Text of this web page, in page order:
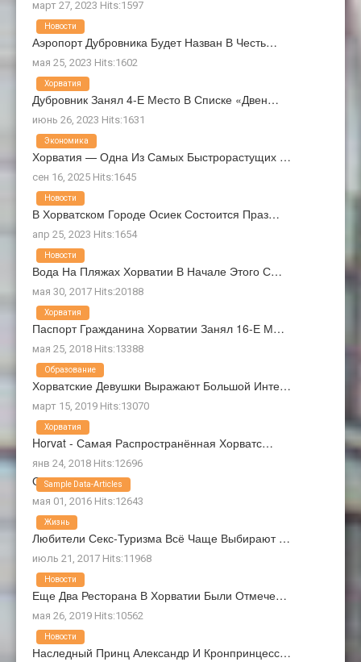
март 27, 2023 Hits:1597
Аэропорт Дубровника Будет Назван В Честь…
мая 25, 2023 Hits:1602
Новости
Дубровник Занял 4-Е Место В Списке «Двен…
июнь 26, 2023 Hits:1631
Хорватия
Хорватия — Одна Из Самых Быстрорастущих …
сен 16, 2025 Hits:1645
Экономика
В Хорватском Городе Осиек Состоится Праз…
апр 25, 2023 Hits:1654
Новости
Вода На Пляжах Хорватии В Начале Этого С…
мая 30, 2017 Hits:20188
Новости
Паспорт Гражданина Хорватии Занял 16-Е М…
мая 25, 2018 Hits:13388
Хорватия
Хорватские Девушки Выражают Большой Инте…
март 15, 2019 Hits:13070
Образование
Horvat - Самая Распространённая Хорватс…
янв 24, 2018 Hits:12696
Хорватия
О Нас
мая 01, 2016 Hits:12643
Sample Data-Articles
Любители Секс-Туризма Всё Чаще Выбирают …
июль 21, 2017 Hits:11968
Жизнь
Еще Два Ресторана В Хорватии Были Отмече…
мая 26, 2019 Hits:10562
Новости
Наследный Принц Александр И Кронпринцесс…
Новости